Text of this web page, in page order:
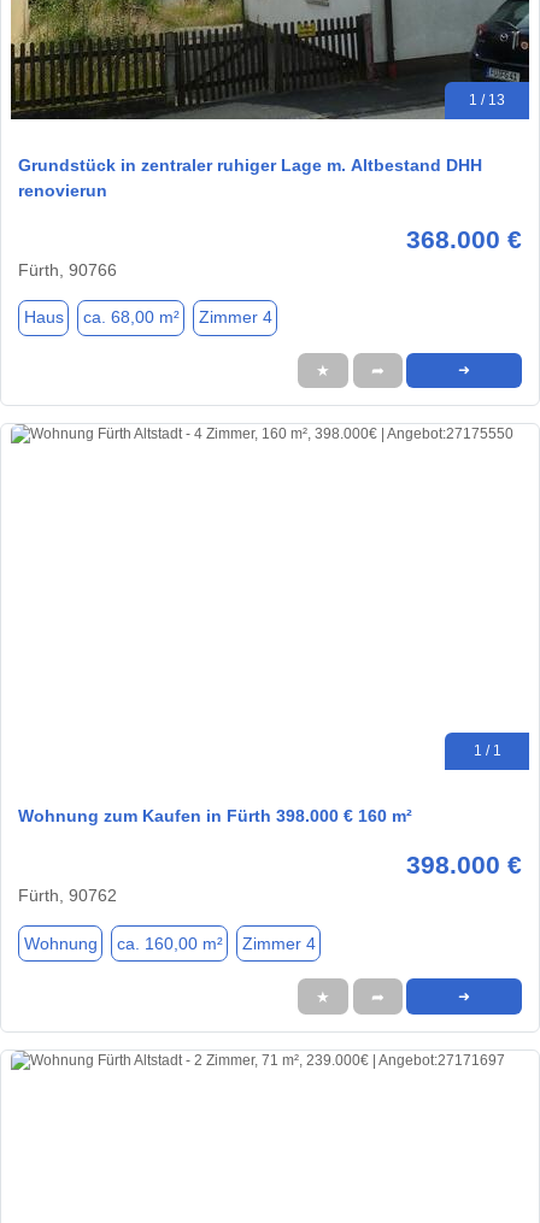
1 / 13
Grundstück in zentraler ruhiger Lage m. Altbestand DHH
renovierun
368.000 €
Fürth, 90766
Haus ca. 68,00 m² Zimmer 4
★ ➦ ➜
1 / 1
Wohnung zum Kaufen in Fürth 398.000 € 160 m²
398.000 €
Fürth, 90762
Wohnung ca. 160,00 m² Zimmer 4
★ ➦ ➜